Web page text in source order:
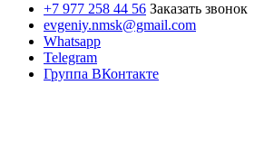
+7 977 258 44 56 Заказать звонок
evgeniy.nmsk@gmail.com
Whatsapp
Telegram
Группа ВКонтакте